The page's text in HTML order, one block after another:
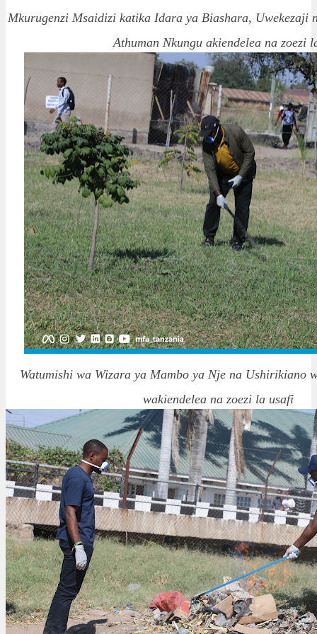
Mkurugenzi Msaidizi katika Idara ya Biashara, Uwekezaji
Athuman Nkungu akiendelea na zoezi
Watumishi wa Wizara ya Mambo ya Nje na Ushirikiano
wakiendelea na zoezi la usafi